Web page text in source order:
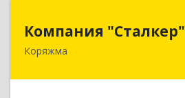
Компания "Сталкер"
Коряжма